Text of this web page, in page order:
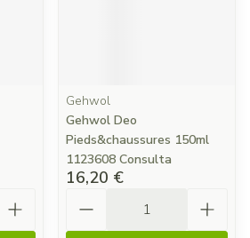
Gehwol
Gehwol Deo
Pieds&chaussures 150ml
1123608 Consulta
16,20 €